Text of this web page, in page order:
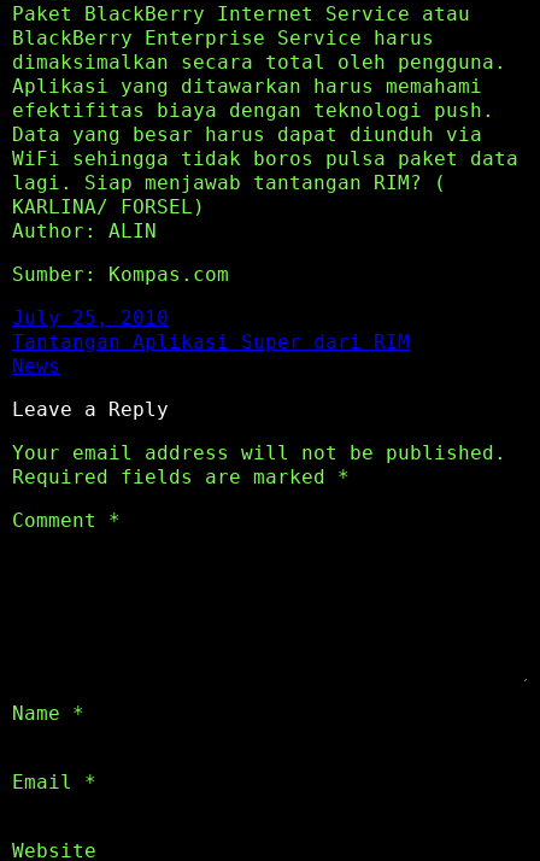
Paket BlackBerry Internet Service atau
BlackBerry Enterprise Service harus
dimaksimalkan secara total oleh pengguna.
Aplikasi yang ditawarkan harus memahami
efektifitas biaya dengan teknologi push.
Data yang besar harus dapat diunduh via
WiFi sehingga tidak boros pulsa paket data
lagi. Siap menjawab tantangan RIM? (
KARLINA/ FORSEL)
Author: ALIN
Sumber: Kompas.com
July 25, 2010
Tantangan Aplikasi Super dari RIM
News
Leave a Reply
Your email address will not be published.
Required fields are marked *
Comment *
Name *
Email *
Website